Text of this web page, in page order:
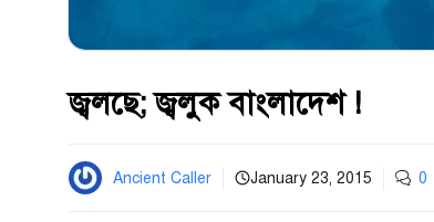
জ্বলছে; জ্বলুক বাংলাদেশ !
Ancient Caller January 23, 2015 0